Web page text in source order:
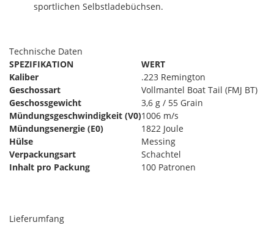
sportlichen Selbstladebüchsen.
Technische Daten
SPEZIFIKATION
WERT
Kaliber
.223 Remington
Geschossart
Vollmantel Boat Tail (FMJ BT)
Geschossgewicht
3,6 g / 55 Grain
Mündungsgeschwindigkeit (V0​)1006 m/s
Mündungsenergie (E0​)
1822 Joule
Hülse
Messing
Verpackungsart
Schachtel
Inhalt pro Packung
100 Patronen
Lieferumfang